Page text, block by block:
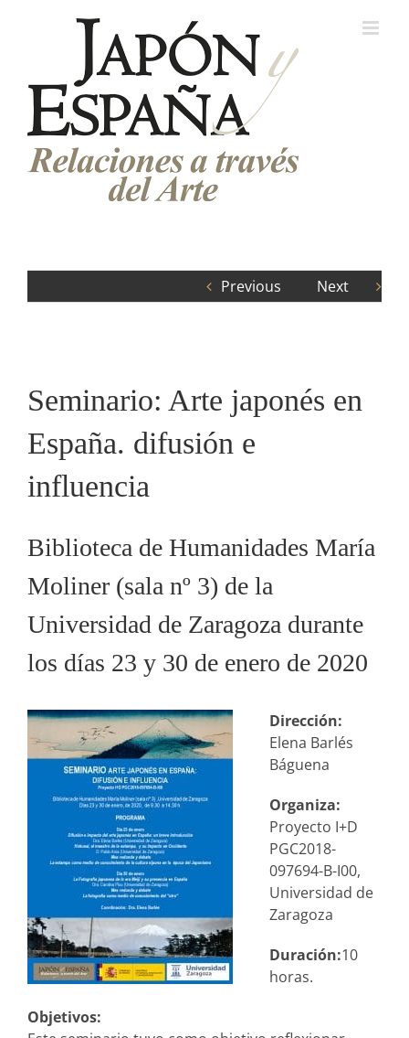
Previous Next
Seminario: Arte japonés en
España. difusión e
influencia
Biblioteca de Humanidades María
Moliner (sala nº 3) de la
Universidad de Zaragoza durante
los días 23 y 30 de enero de 2020
Dirección:
Elena Barlés
Báguena
Organiza:
Proyecto I+D
PGC2018-
097694-B-I00,
Universidad de
Zaragoza
Duración:10
horas.
Objetivos: